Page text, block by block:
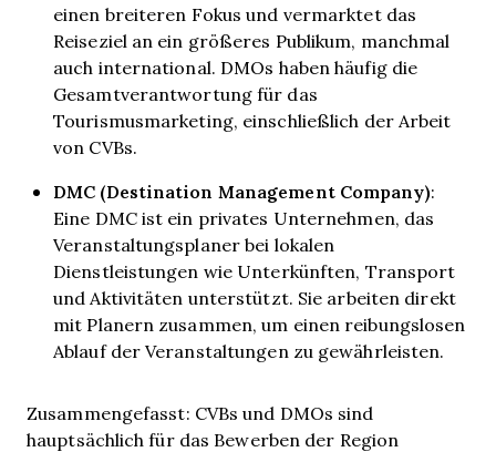
einen breiteren Fokus und vermarktet das
Reiseziel an ein größeres Publikum, manchmal
auch international. DMOs haben häufig die
Gesamtverantwortung für das
Tourismusmarketing, einschließlich der Arbeit
von CVBs.
DMC (Destination Management Company):
Eine DMC ist ein privates Unternehmen, das
Veranstaltungsplaner bei lokalen
Dienstleistungen wie Unterkünften, Transport
und Aktivitäten unterstützt. Sie arbeiten direkt
mit Planern zusammen, um einen reibungslosen
Ablauf der Veranstaltungen zu gewährleisten.
Zusammengefasst: CVBs und DMOs sind
hauptsächlich für das Bewerben der Region